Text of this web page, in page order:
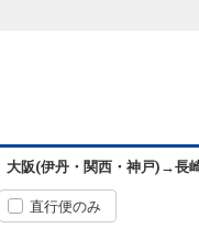
大阪(伊丹・関西・神戸) →長
直行便のみ